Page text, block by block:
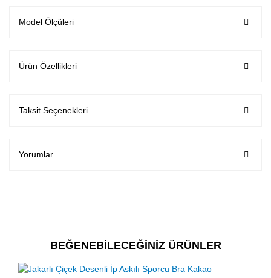
Model Ölçüleri
Ürün Özellikleri
Taksit Seçenekleri
Yorumlar
BEĞENEBİLECEĞİNİZ ÜRÜNLER